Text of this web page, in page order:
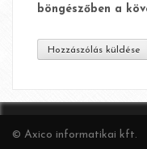
böngészőben a
© Axico informatikai kft.